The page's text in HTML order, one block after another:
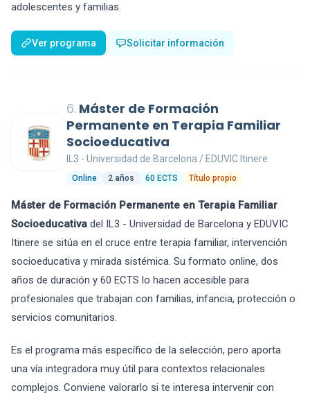
adolescentes y familias.
Ver programa Solicitar información
6. Máster de Formación
Permanente en Terapia Familiar
Socioeducativa
IL3 - Universidad de Barcelona / EDUVIC Itinere
Online 2 años 60 ECTS Título propio
Máster de Formación Permanente en Terapia Familiar
Socioeducativa del IL3 - Universidad de Barcelona y EDUVIC
Itinere se sitúa en el cruce entre terapia familiar, intervención
socioeducativa y mirada sistémica. Su formato online, dos
años de duración y 60 ECTS lo hacen accesible para
profesionales que trabajan con familias, infancia, protección o
servicios comunitarios.
Es el programa más específico de la selección, pero aporta
una vía integradora muy útil para contextos relacionales
complejos. Conviene valorarlo si te interesa intervenir con